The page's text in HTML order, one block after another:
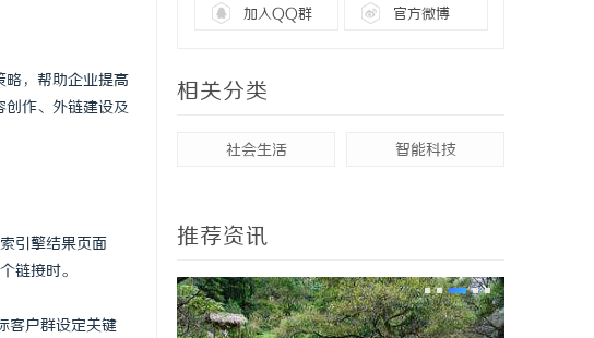
略，帮助企业提高
创作、外链建设及
引擎结果页面
链接时。
客户群设定关键
加入QQ群 官方微博
相关分类
社会生活 智能科技
推荐资讯